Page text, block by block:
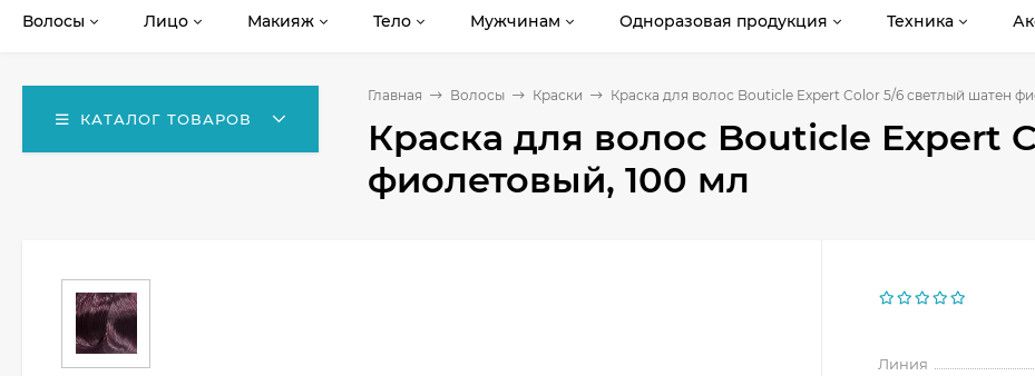
Волосы Лицо Макияж Тело Мужчинам Одноразовая продукция Техника
КАТАЛОГ ТОВАРОВ
Главная Волосы Краски Краска для волос Bouticle Expert Color 5/6 светлый шатен
Краска для волос Bouticle Expert
фиолетовый, 100 мл
Линия